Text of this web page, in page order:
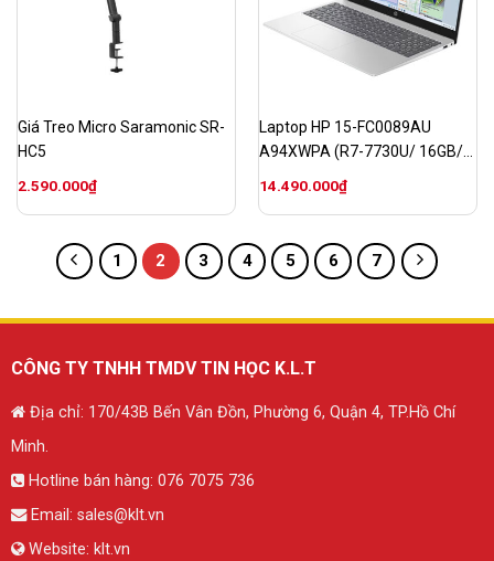
Giá Treo Micro Saramonic SR-
HC5
2.590.000₫
Laptop HP 15-FC0089AU
A94XWPA (R7-7730U/ 16GB/
512GB/ 15.6″FHD/ AMD
Radeon/ Win11/ Vàng)
14.490.000₫
1 2 3 4 5 6 7
CÔNG TY TNHH TMDV TIN HỌC K.L.T
Địa chỉ: 170/43B Bến Vân Đồn, Phường 6, Quận 4, TP.Hồ Chí
Minh.
Hotline bán hàng: 076 7075 736
Email: sales@klt.vn
Website: klt.vn